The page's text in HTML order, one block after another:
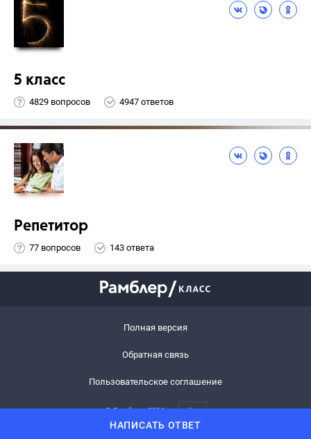
НАПИСАТЬ ОТВЕТ
5 класс
4829 вопросов 4947 ответов
Репетитор
77 вопросов 143 ответа
Полная версия
Обратная связь
Пользовательское соглашение
© Рамблер,2026 6+